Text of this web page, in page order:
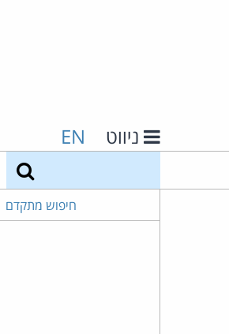
ניווט EN
חיפוש מתקדם